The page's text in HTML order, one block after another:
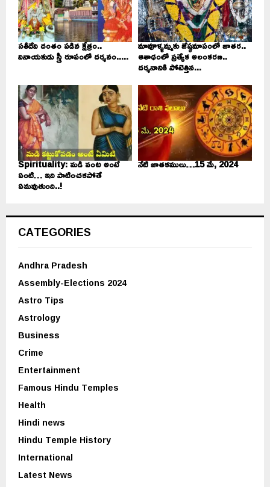
సతీదేవి దంతం పడిన క్షేత్రం..
వినాయకుడు స్త్రీ రూపంలో దర్శనం.....
మావూళ్ళమ్మకు జేష్ఠమాసంలో జాతర..
ఆశాఢంలో ప్రత్యేక అలంకరణ..
దర్శనానికి పోటెత్తిన...
Spirituality: మడి వంట అంటే
ఏంటి… ఇది పాటించకపోతే
ఏమవుతుంది..!
నేటి జాతకములు…15 మే, 2024
CATEGORIES
Andhra Pradesh
Assembly-Elections 2024
Astro Tips
Astrology
Business
Crime
Entertainment
Famous Hindu Temples
Health
Hindi news
Hindu Temple History
International
Latest News